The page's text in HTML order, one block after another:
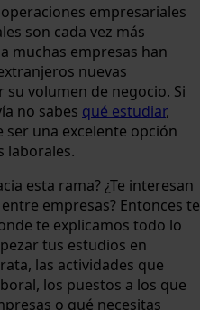
empresariales
son cada vez más
muchas empresas han
nuevas
volumen de negocio. Si
no sabes qué estudiar,
una excelente opción
laborales.
esta rama? ¿Te interesan
empresas? Entonces te
te explicamos todo lo
tus estudios en
las actividades que
los puestos a los que
o qué necesitas